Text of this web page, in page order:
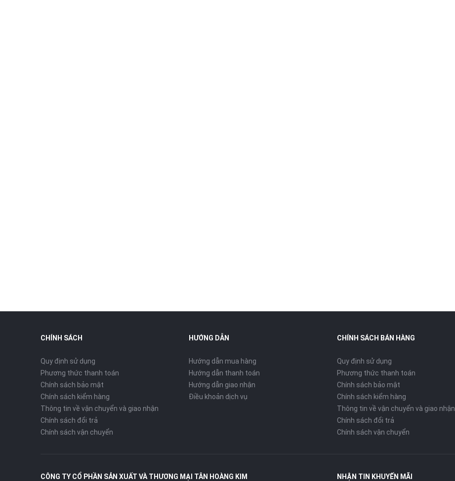
CHÍNH SÁCH
Quy định sử dụng
Phương thức thanh toán
Chính sách bảo mật
Chính sách kiểm hàng
Thông tin về vận chuyển và giao nhận
Chính sách đổi trả
Chính sách vận chuyển
HƯỚNG DẪN
Hướng dẫn mua hàng
Hướng dẫn thanh toán
Hướng dẫn giao nhận
Điều khoản dịch vụ
CHÍNH SÁCH BÁN HÀNG
Quy định sử dụng
Phương thức thanh toán
Chính sách bảo mật
Chính sách kiểm hàng
Thông tin về vận chuyển và giao nhận
Chính sách đổi trả
Chính sách vận chuyển
CÔNG TY CỔ PHẦN SẢN XUẤT VÀ THƯƠNG MẠI TÂN HOÀNG KIM NHẬN TIN KHUYẾN MÃI